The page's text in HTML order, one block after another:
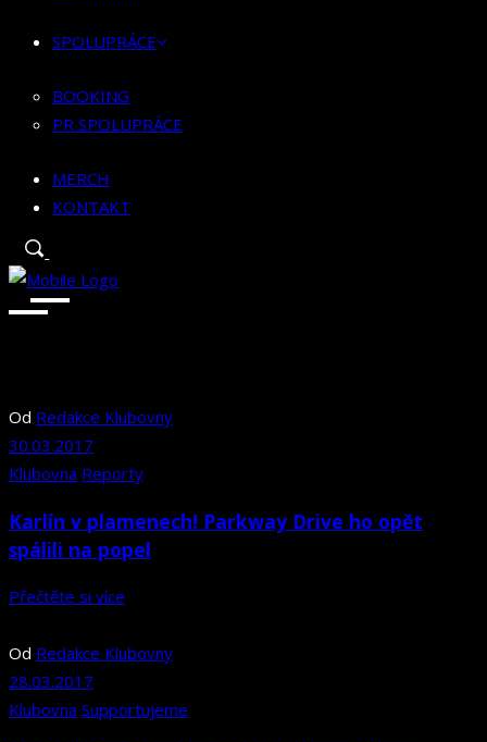
MERCH
SPOLUPRÁCE
BOOKING
PR SPOLUPRÁCE
MERCH
KONTAKT
Od Redakce Klubovny
30.03.2017
Klubovna Reporty
Karlín v plamenech! Parkway Drive ho opět
spálili na popel
Přečtěte si více
Od Redakce Klubovny
28.03.2017
Klubovna Supportujeme